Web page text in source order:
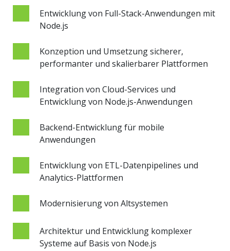
Entwicklung von Full-Stack-Anwendungen mit
Node.js
Konzeption und Umsetzung sicherer,
performanter und skalierbarer Plattformen
Integration von Cloud-Services und
Entwicklung von Node.js-Anwendungen
Backend-Entwicklung für mobile
Anwendungen
Entwicklung von ETL-Datenpipelines und
Analytics-Plattformen
Modernisierung von Altsystemen
Architektur und Entwicklung komplexer
Systeme auf Basis von Node.js